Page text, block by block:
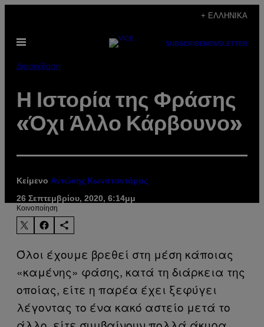
περιεχόμενο
+ ΕΛΛΗΝΙΚΆ
Ανοίξτε
SUBSCRIBENEWSLETTER
Διασκέδαση
Η Ιστορία της Φράσης
«Όχι Άλλο Κάρβουνο»
Κείμενο Αντώνης Κωνσταντάρας
26 Σεπτεμβρίου, 2020, 6:14μμ
Kοινοποίηση
Όλοι έχουμε βρεθεί στη μέση κάποιας
«καμένης» φάσης, κατά τη διάρκεια της
οποίας, είτε η παρέα έχει ξεφύγει
λέγοντας το ένα κακό αστείο μετά το